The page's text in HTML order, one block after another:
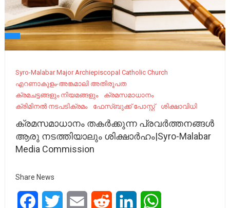
Syro-Malabar Major Archiepiscopal Catholic Church
എറണാകുളം-അങ്കമാലി അതിരൂപത
ക്രമചട്ടങ്ങളും നിയമങ്ങളും
ക്രമസമാധാനം
ക്രിമിനൽ നടപടിക്രമം
ഫേ​സ്ബു​ക്ക് പോ​സ്റ്റ് ശിക്ഷാവിധി
ക്രമസമാധാനം തകർക്കുന്ന പ്രവർത്തനങ്ങൾ
ആരു നടത്തിയാലും ശിക്ഷാർഹം|Syro-Malabar
Media Commission
Share News
FacebookTwitter Email Reddit LinkedIn